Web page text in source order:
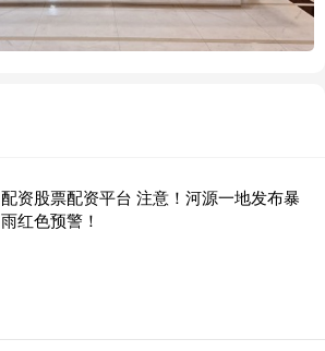
配资股票配资平台 注意！河源一地发布暴
雨红色预警！